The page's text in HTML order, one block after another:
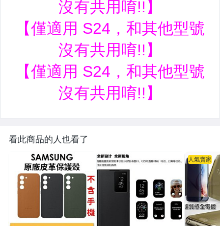
看此商品的人也看了
人氣賣家